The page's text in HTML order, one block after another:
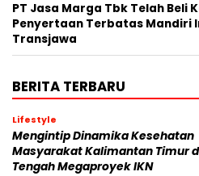
PT Jasa Marga Tbk Telah Beli
Penyertaan Terbatas Mandiri
Transjawa
BERITA TERBARU
Lifestyle
Mengintip Dinamika Kesehatan
Masyarakat Kalimantan Timur
Tengah Megaproyek IKN